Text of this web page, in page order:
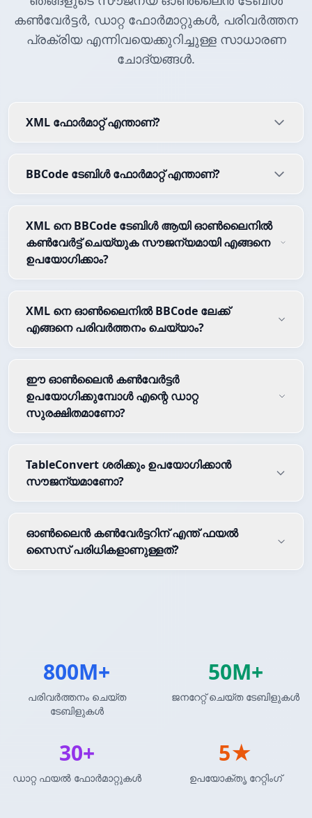
കൺവേർട്ടർ, ഡാറ്റ ഫോർമാറ്റുകൾ, പരിവർത്തന
പ്രക്രിയ എന്നിവയെക്കുറിച്ചുള്ള സാധാരണ
ചോദ്യങ്ങൾ.
XML ഫോർമാറ്റ് എന്താണ്?
BBCode ടേബിൾ ഫോർമാറ്റ് എന്താണ്?
XML നെ BBCode ടേബിൾ ആയി ഓൺലൈനിൽ
കൺവേർട്ട് ചെയ്യുക സൗജന്യമായി എങ്ങനെ
ഉപയോഗിക്കാം?
XML നെ ഓൺലൈനിൽ BBCode ലേക്ക്
എങ്ങനെ പരിവർത്തനം ചെയ്യാം?
ഈ ഓൺലൈൻ കൺവേർട്ടർ
ഉപയോഗിക്കുമ്പോൾ എന്റെ ഡാറ്റ
സുരക്ഷിതമാണോ?
TableConvert ശരിക്കും ഉപയോഗിക്കാൻ
സൗജന്യമാണോ?
ഓൺലൈൻ കൺവേർട്ടറിന് എന്ത് ഫയൽ
സൈസ് പരിധികളാണുള്ളത്?
800M+
പരിവർത്തനം ചെയ്ത
ടേബിളുകൾ
50M+
ജനറേറ്റ് ചെയ്ത ടേബിളുകൾ
30+
ഡാറ്റ ഫയൽ ഫോർമാറ്റുകൾ
5★
ഉപയോക്തൃ റേറ്റിംഗ്